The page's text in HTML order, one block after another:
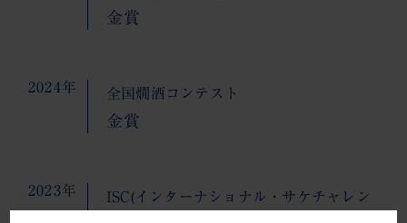
金賞
2024年 全国燗酒コンテスト
金賞
2023年
ISC(インターナショナル・サケチャレン